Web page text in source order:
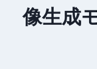
像生成